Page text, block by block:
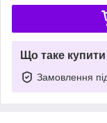
Що таке
Замовлення